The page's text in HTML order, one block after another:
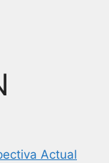
Actual